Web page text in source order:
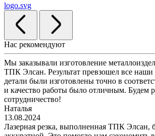
logo.svg
Нас рекомендуют
Мы заказывали изготовление
ТПК Элсан. Результат превзошел все
детали были изготовлены точно в
и качество работы было отличным. Будем
сотрудничество!
Наталья
13.08.2024
Лазерная резка, выполненная ТПК Элсан,